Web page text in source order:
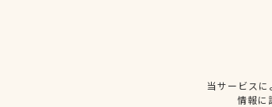
当サービス
情報に